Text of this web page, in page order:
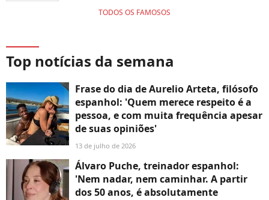
TODOS OS FAMOSOS
Top notícias da semana
Frase do dia de Aurelio Arteta, filósofo
espanhol: 'Quem merece respeito é a
pessoa, e com muita frequência apesar
de suas opiniões'
13 de julho de 2026
Álvaro Puche, treinador espanhol:
'Nem nadar, nem caminhar. A partir
dos 50 anos, é absolutamente